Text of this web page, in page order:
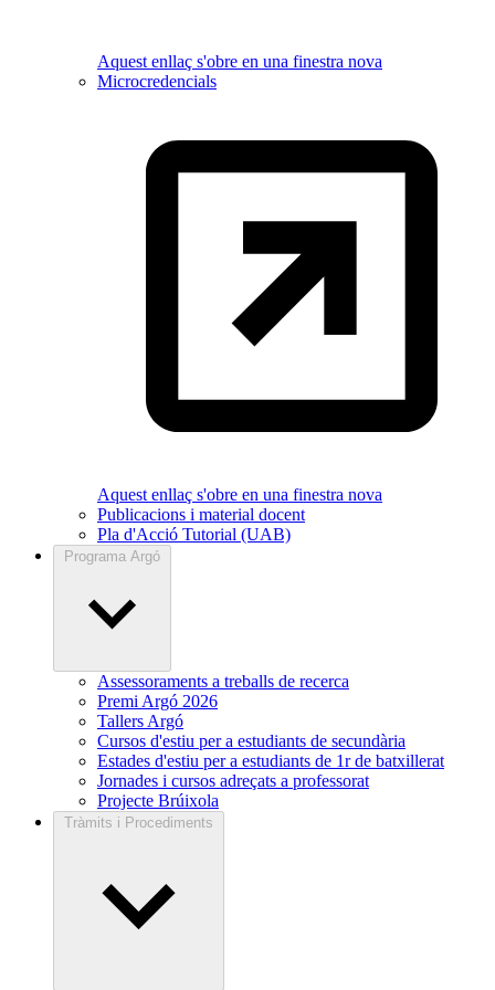
Aquest enllaç s'obre en una finestra nova
Microcredencials
Aquest enllaç s'obre en una finestra nova
Publicacions i material docent
Pla d'Acció Tutorial (UAB)
Programa Argó
Assessoraments a treballs de recerca
Premi Argó 2026
Tallers Argó
Cursos d'estiu per a estudiants de secundària
Estades d'estiu per a estudiants de 1r de batxillerat
Jornades i cursos adreçats a professorat
Projecte Brúixola
Tràmits i Procediments